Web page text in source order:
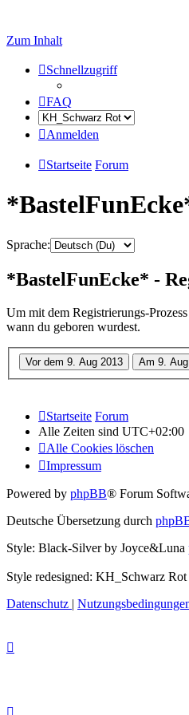
Zum Inhalt
Schnellzugriff
FAQ
Anmelden
Startseite Forum
Sprache:
*BastelFunEcke* -
Um mit dem Registrierungs-
wann du geboren wurdest.
Startseite Forum
Alle Zeiten sind UTC+02:00
Alle Cookies löschen
Impressum
Powered by phpBB® Forum
Deutsche Übersetzung durch
Style: Black-Silver by Joyce&Luna
Style redesigned: KH_Schwarz
Datenschutz |